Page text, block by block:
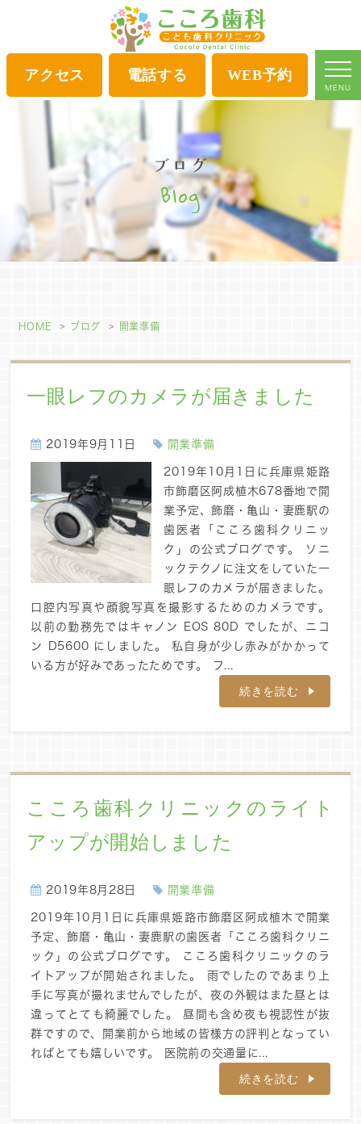
アクセス 電話する WEB予約
MENU
ブログ
Blog
HOME ブログ 開業準備
一眼レフのカメラが届きました
2019年9月11日 開業準備
2019年10月1日に兵庫県姫路
市飾磨区阿成植木678番地で開
業予定、飾磨・亀山・妻鹿駅の
歯医者「こころ歯科クリニッ
ク」の公式ブログです。 ソニ
ックテクノに注文をしていた一
眼レフのカメラが届きました。
口腔内写真や顔貌写真を撮影するためのカメラです。
以前の勤務先ではキャノン EOS 80D でしたが、ニコ
ン D5600 にしました。 私自身が少し赤みがかかって
いる方が好みであったためです。 フ...
続きを読む
こころ歯科クリニックのライト
アップが開始しました
2019年8月28日 開業準備
2019年10月1日に兵庫県姫路市飾磨区阿成植木で開業
予定、飾磨・亀山・妻鹿駅の歯医者「こころ歯科クリニ
ック」の公式ブログです。 こころ歯科クリニックのラ
イトアップが開始されました。 雨でしたのであまり上
手に写真が撮れませんでしたが、夜の外観はまた昼とは
違ってとても綺麗でした。 昼間も含め夜も視認性が抜
群ですので、開業前から地域の皆様方の評判となってい
ればとても嬉しいです。 医院前の交通量に...
続きを読む